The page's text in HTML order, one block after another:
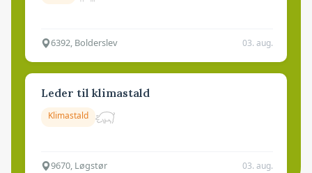
6392, Bolderslev 03. aug.
Leder til klimastald
Klimastald
9670, Løgstør 03. aug.